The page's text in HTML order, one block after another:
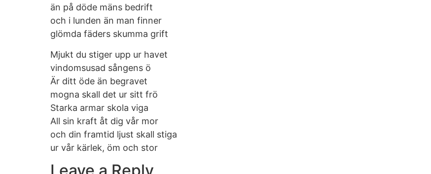
än på döde mäns bedrift
och i lunden än man finner
glömda fäders skumma grift
Mjukt du stiger upp ur havet
vindomsusad sångens ö
Är ditt öde än begravet
mogna skall det ur sitt frö
Starka armar skola viga
All sin kraft åt dig vår mor
och din framtid ljust skall stiga
ur vår kärlek, öm och stor